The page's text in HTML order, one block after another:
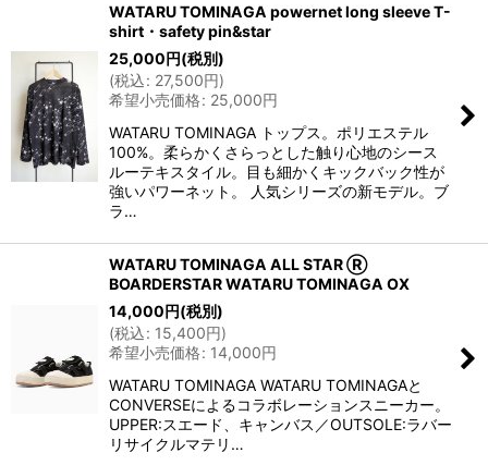
WATARU TOMINAGA powernet long sleeve T-
shirt・safety pin&star
25,000円(税別)
(税込: 27,500円)
希望小売価格: 25,000円
WATARU TOMINAGA トップス。ポリエステル
100%。柔らかくさらっとした触り心地のシース
ルーテキスタイル。目も細かくキックバック性が
強いパワーネット。 人気シリーズの新モデル。ブ
ラ…
WATARU TOMINAGA ALL STAR Ⓡ
BOARDERSTAR WATARU TOMINAGA OX
14,000円(税別)
(税込: 15,400円)
希望小売価格: 14,000円
WATARU TOMINAGA WATARU TOMINAGAと
CONVERSEによるコラボレーションスニーカー。
UPPER:スエード、キャンバス／OUTSOLE:ラバー
リサイクルマテリ…